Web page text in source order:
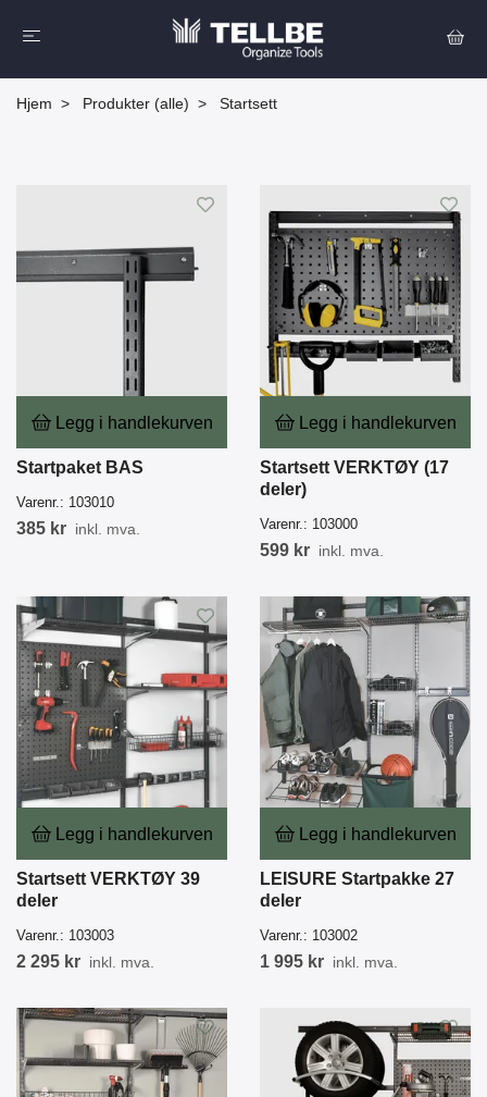
Hjem Produkter (alle) Startsett
Legg i handlekurven
Startpaket BAS
Varenr.: 103010
385 kr inkl. mva.
Legg i handlekurven
Startsett VERKTØY (17
deler)
Varenr.: 103000
599 kr inkl. mva.
Legg i handlekurven
Startsett VERKTØY 39
deler
Varenr.: 103003
2 295 kr inkl. mva.
Legg i handlekurven
LEISURE Startpakke 27
deler
Varenr.: 103002
1 995 kr inkl. mva.